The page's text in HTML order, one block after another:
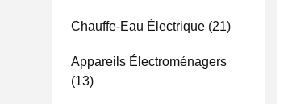
Chauffe-Eau Électrique (21)
Appareils Électroménagers
(13)